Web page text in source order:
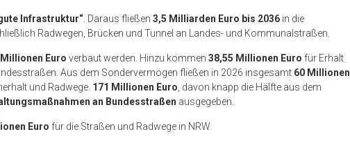
Infrastruktur“ . Daraus fließen 3,5 Milliarden Euro bis 2036 in die
Radwegen, Brücken und Tunnel an Landes- und Kommunalstraßen.
Euro verbaut werden. Hinzu kommen 38,55 Millionen Euro für Erhalt
Aus dem Sondervermögen fließen in 2026 insgesamt 60 Millionen
und Radwege. 171 Millionen Euro , davon knapp die Hälfte aus dem
an Bundesstraßen ausgegeben.
Euro für die Straßen und Radwege in NRW.